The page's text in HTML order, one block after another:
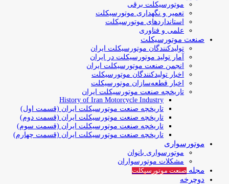
موتورسیکلت برقی
تعمیر و نگهداری موتورسیکلت
استانداردهای موتورسیکلت
علمی و فناوری
صنعت موتورسیکلت
تولیدکنندگان موتورسیکلت ایران
آمار تولید موتورسیکلت در ایران
انجمن صنعت موتورسیکلت ایران
اخبار تولیدکنندگان موتورسیکلت
اخبار قطعه‌سازان موتورسیکلت
تاریخچه صنعت موتورسیکلت ایران
History of Iran Motorcycle Industry
تاریخچه صنعت موتورسیکلت ایران (قسمت اول)
تاریخچه صنعت موتورسیکلت ایران (قسمت دوم)
تاریخچه صنعت موتورسیکلت ایران (قسمت سوم)
تاریخچه صنعت موتورسیکلت ایران (قسمت چهارم)
موتورسواری
موتورسواری بانوان
مشکلات موتورسواران
مجله صنعت موتورسیکلت
دوچرخه